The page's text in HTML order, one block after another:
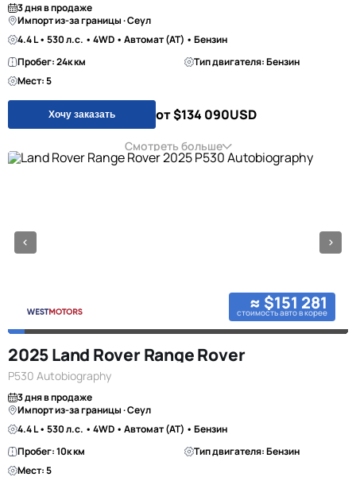
3 дня в продаже
Импорт из-за границы · Сеул
4.4 L • 530 л.с. • 4WD • Автомат (AT) • Бензин
Пробег: 24к км
Тип двигателя: Бензин
Мест: 5
Хочу заказать от $134 090USD
Смотреть больше
≈ $151 281
стоимость авто в корее
2025 Land Rover Range Rover
P530 Autobiography
3 дня в продаже
Импорт из-за границы · Сеул
4.4 L • 530 л.с. • 4WD • Автомат (AT) • Бензин
Пробег: 10к км
Тип двигателя: Бензин
Мест: 5